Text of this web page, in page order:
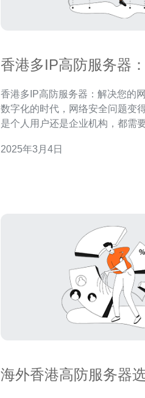
香港多IP高防服务器
香港多IP高防服务器：解决您的网络安
数字化的时代，网络安全问题变
是个人用户还是企业机构，都需
决这一问题而设计的理想选择。 香港多IP高防服务器
2025年3月4日
海外香港高防服务器